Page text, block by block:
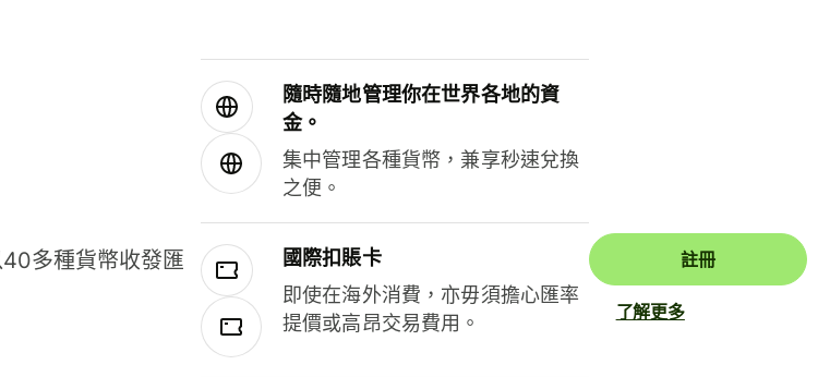
多種貨幣收發匯
隨時隨地管理你在世界各地的資
金。
集中管理各種貨幣，兼享秒速兌換
之便。
國際扣賬卡
即使在海外消費，亦毋須擔心匯率
提價或高昂交易費用。
註冊
了解更多